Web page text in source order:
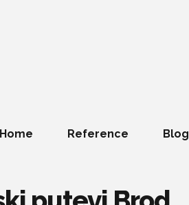
Home Reference Blog